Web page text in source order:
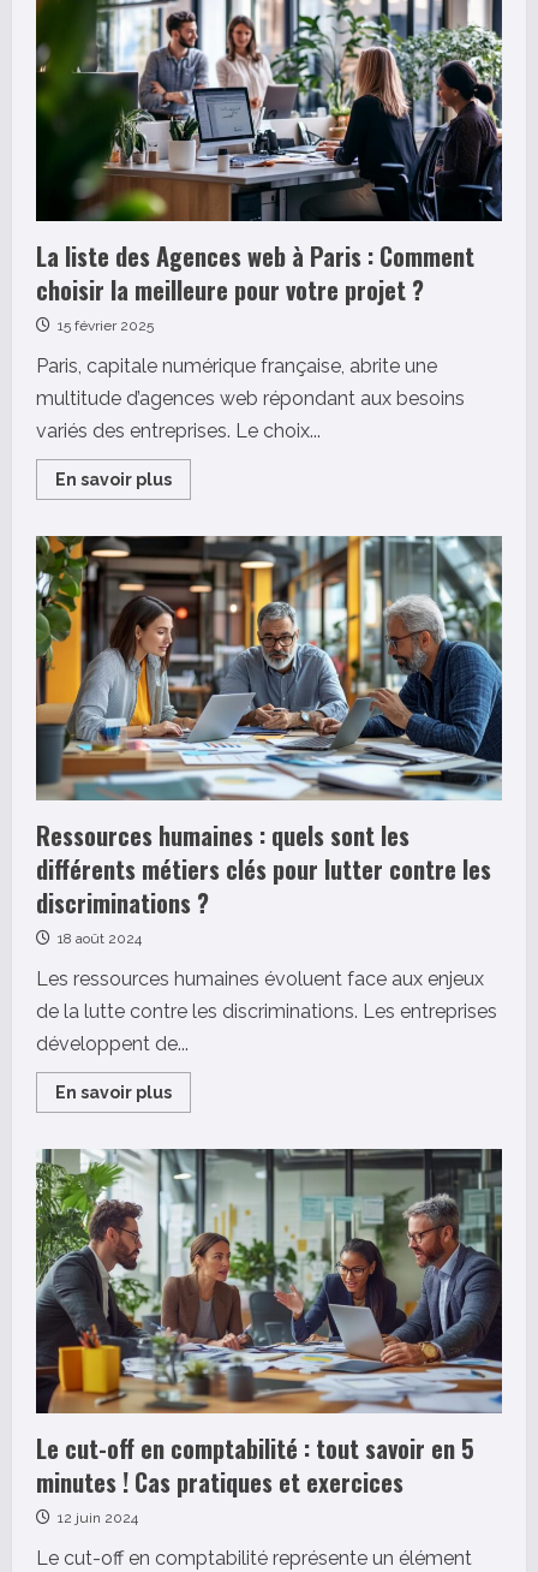
La liste des Agences web à Paris : Comment
choisir la meilleure pour votre projet ?
15 février 2025
Paris, capitale numérique française, abrite une
multitude d’agences web répondant aux besoins
variés des entreprises. Le choix...
En savoir plusRead
more
liste
des
Agences
web
à
Paris
:
Comment
choisir
la
meilleure
pour
votre
projet
?
Ressources humaines : quels sont les
différents métiers clés pour lutter contre les
discriminations ?
18 août 2024
Les ressources humaines évoluent face aux enjeux
de la lutte contre les discriminations. Les entreprises
développent de...
En savoir plusRead
more
humaines
:
quels
sont
les
différents
métiers
clés
pour
lutter
contre
les
discriminations
?
Le cut-off en comptabilité : tout savoir en 5
minutes ! Cas pratiques et exercices
12 juin 2024
Le cut-off en comptabilité représente un élément